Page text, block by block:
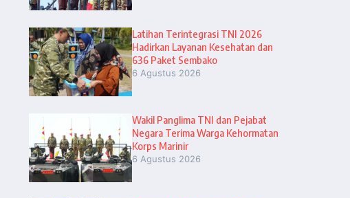
Latihan Terintegrasi TNI 2026
Hadirkan Layanan Kesehatan dan
636 Paket Sembako
6 Agustus 2026
Wakil Panglima TNI dan Pejabat
Negara Terima Warga Kehormatan
Korps Marinir
6 Agustus 2026